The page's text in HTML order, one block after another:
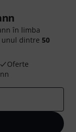
în limba
unul dintre 50
Oferte